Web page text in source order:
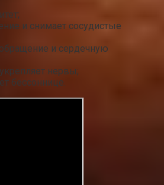
и снимает сосудистые
и сердечную
нервы;
бессоннице.